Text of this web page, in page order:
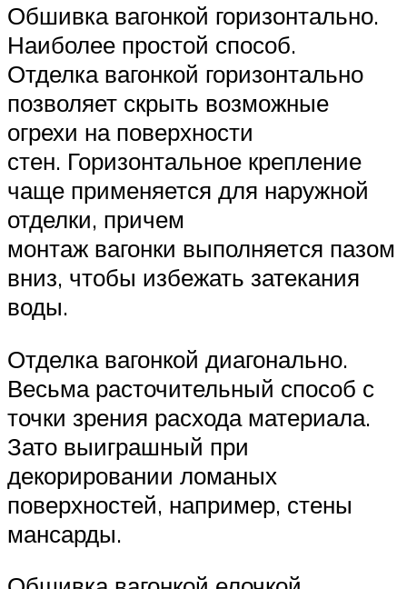
Обшивка вагонкой горизонтально.
Наиболее простой способ.
Отделка вагонкой горизонтально
позволяет скрыть возможные
огрехи на поверхности
стен. Горизонтальное крепление
чаще применяется для наружной
отделки, причем
монтаж вагонки выполняется пазом
вниз, чтобы избежать затекания
воды.
Отделка вагонкой диагонально.
Весьма расточительный способ с
точки зрения расхода материала.
Зато выиграшный при
декорировании ломаных
поверхностей, например, стены
мансарды.